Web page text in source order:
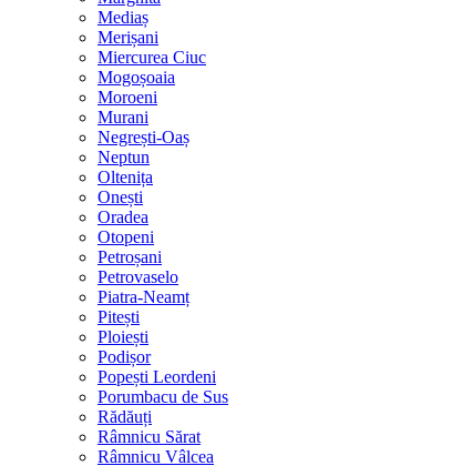
Mediaș
Merișani
Miercurea Ciuc
Mogoșoaia
Moroeni
Murani
Negrești-Oaș
Neptun
Oltenița
Onești
Oradea
Otopeni
Petroșani
Petrovaselo
Piatra-Neamț
Pitești
Ploiești
Podișor
Popești Leordeni
Porumbacu de Sus
Rădăuți
Râmnicu Sărat
Râmnicu Vâlcea